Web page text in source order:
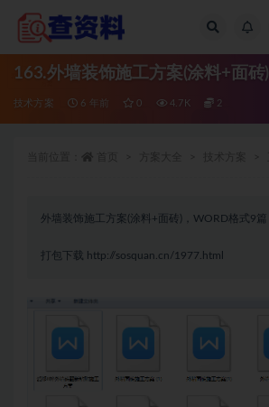
163.外墙装饰施工方案(涂料+面砖)
技术方案 6 年前 0 4.7K 2
外墙装饰施工方案(涂料+面砖)，WORD格式9篇
打包下载 http://sosquan.cn/1977.html